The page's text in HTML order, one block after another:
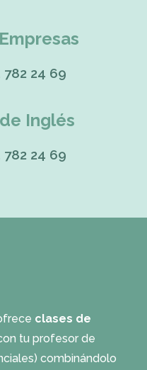
782 24 69
Inglés
782 24 69
clases de
tu profesor de
combinándolo